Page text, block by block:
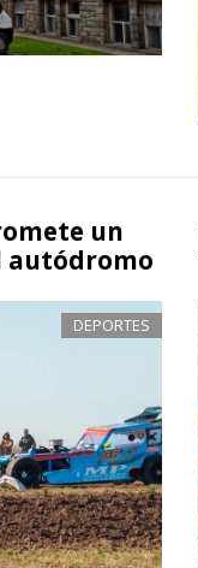
un
autódromo
DEPORTES